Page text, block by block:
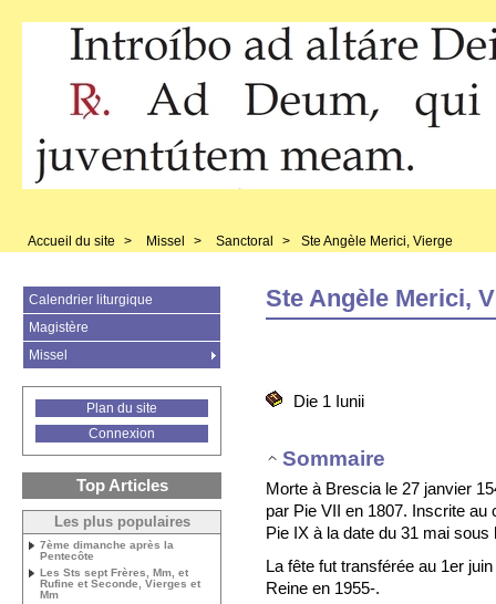
Accueil du site > Missel > Sanctoral > Ste Angèle Merici, Vierge
Ste Angèle Merici,
Die 1 Iunii
Sommaire
Morte à Brescia le 27 janvier
par Pie VII en 1807. Inscrite au
Pie IX à la date du 31 mai sous
La fête fut transférée au 1er
Reine en 1955-.
Calendrier liturgique
Magistère
Missel
Plan du site
Connexion
Top Articles
Les plus populaires
7ème dimanche après la
Pentecôte
Les Sts sept Frères, Mm, et
Rufine et Seconde, Vierges et
Mm